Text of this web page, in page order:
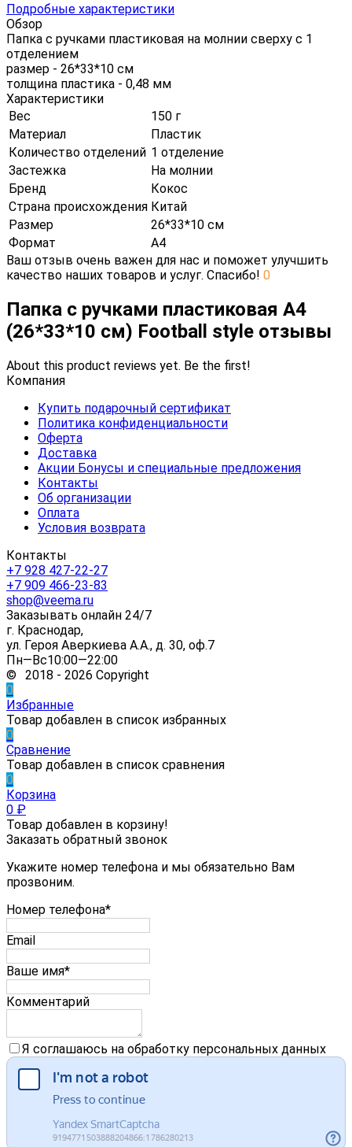
Подробные характеристики
Обзор
Папка с ручками пластиковая на молнии сверху с 1
отделением
размер - 26*33*10 см
толщина пластика - 0,48 мм
Характеристики
Вес
150 г
Материал
Пластик
Количество отделений 1 отделение
Застежка
На молнии
Бренд
Кокос
Страна происхождения Китай
Размер
26*33*10 см
Формат
А4
Ваш отзыв очень важен для нас и поможет улучшить
качество наших товаров и услуг. Спасибо! 0
Папка с ручками пластиковая А4
(26*33*10 см) Football style отзывы
About this product reviews yet. Be the first!
Компания
Купить подарочный сертификат
Политика конфиденциальности
Оферта
Доставка
Акции Бонусы и специальные предложения
Контакты
Об организации
Оплата
Условия возврата
Контакты
+7 928 427-22-27
+7 909 466-23-83
shop@veema.ru
Заказывать онлайн 24/7
г. Краснодар,
ул. Героя Аверкиева А.А., д. 30, оф.7
Пн—Вс10:00—22:00
© 2018 - 2026 Copyright
0
Избранные
Товар добавлен в список избранных
0
Сравнение
Товар добавлен в список сравнения
0
Корзина
0 ₽
Товар добавлен в корзину!
Заказать обратный звонок
Укажите номер телефона и мы обязательно Вам
прозвоним.
Номер телефона*
Email
Ваше имя*
Комментарий
Я соглашаюсь на обработку персональных данных